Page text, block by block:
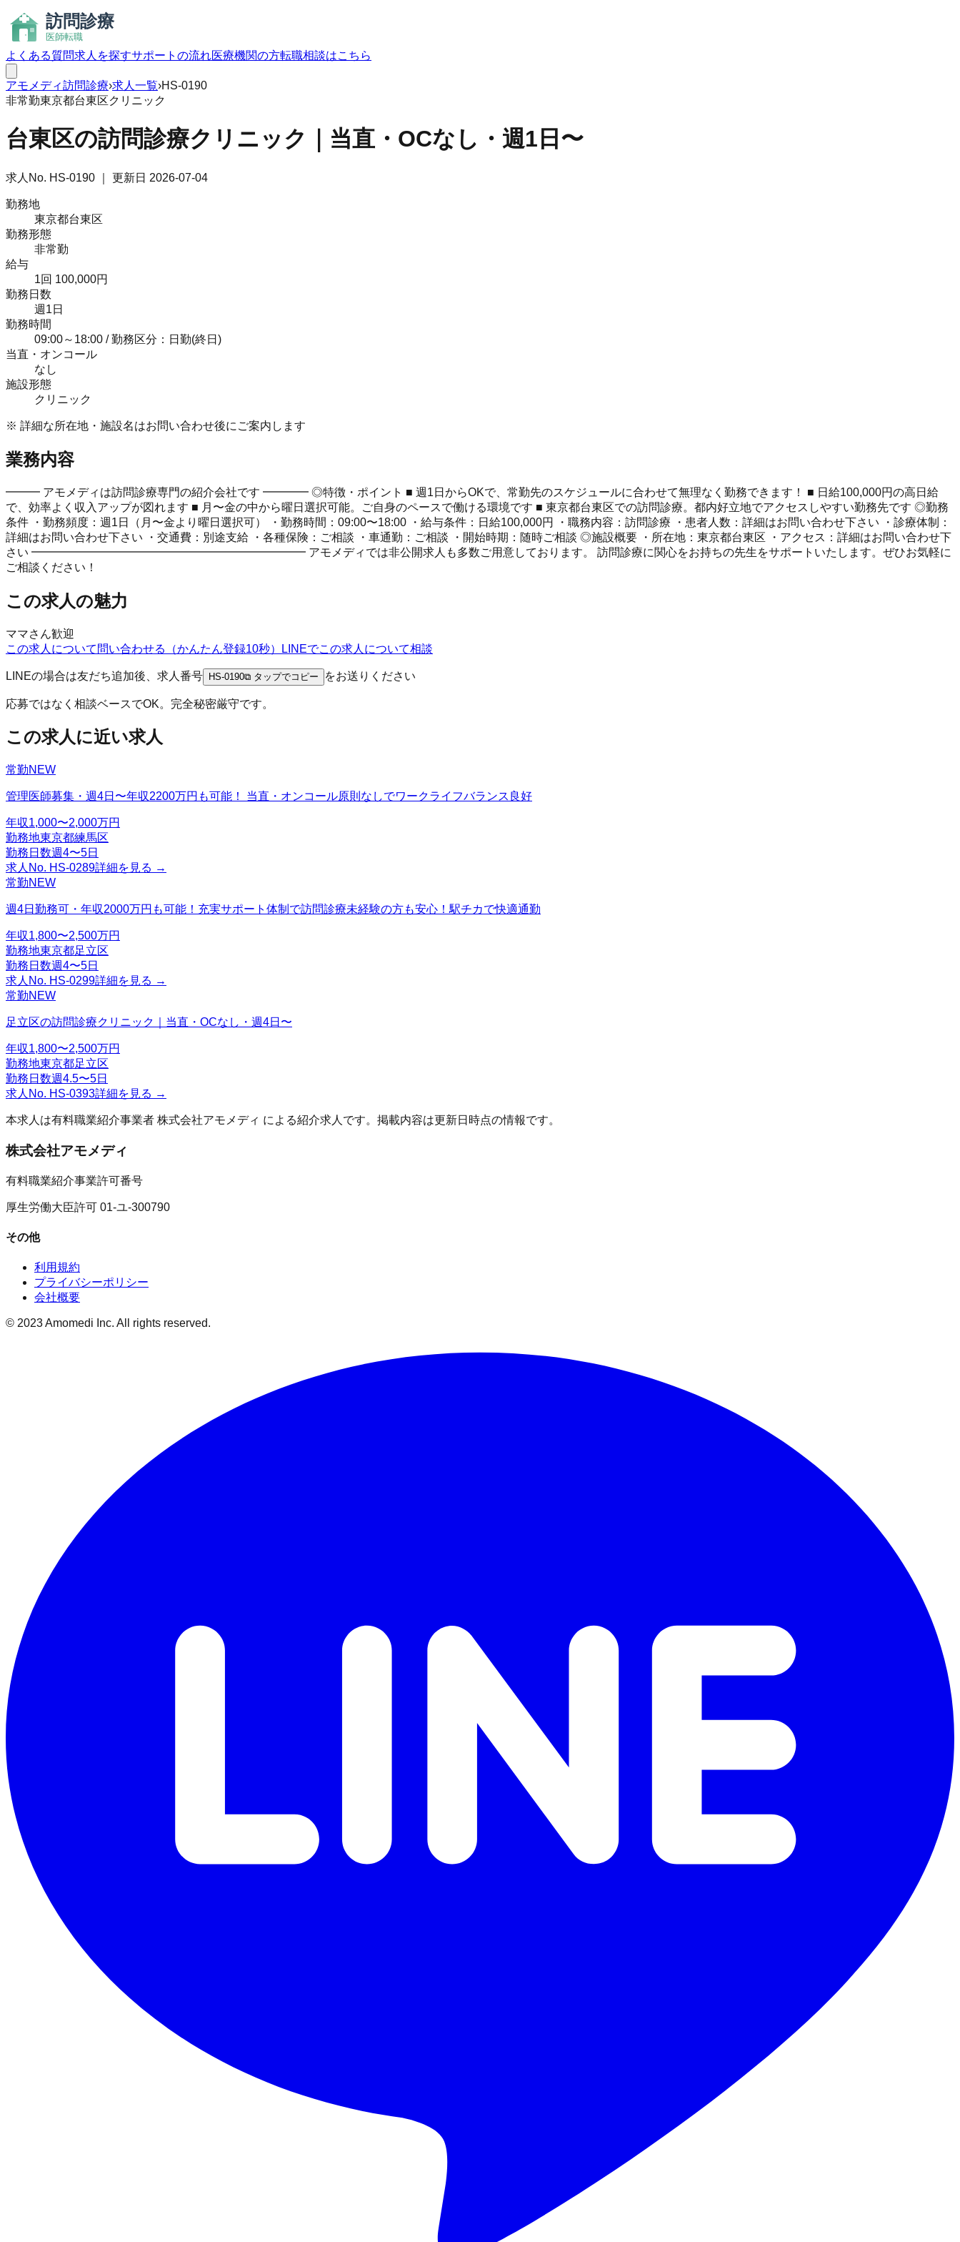
よくある質問求人を探すサポートの流れ医療機関の方転職相談はこちら
アモメディ訪問診療›求人一覧›HS-0190
非常勤東京都台東区クリニック
台東区の訪問診療クリニック｜当直・OCなし・週1日〜
求人No. HS-0190 ｜ 更新日 2026-07-04
勤務地
東京都台東区
勤務形態
非常勤
給与
1回 100,000円
勤務日数
週1日
勤務時間
09:00～18:00 / 勤務区分：日勤(終日)
当直・オンコール
なし
施設形態
クリニック
※ 詳細な所在地・施設名はお問い合わせ後にご案内します
業務内容
━━━ アモメディは訪問診療専門の紹介会社です ━━━━ ◎特徴・ポイント ■ 週1日からOKで、常勤先のスケジュールに合わせて無理なく勤務できます！ ■ 日給100,000円の高日給
で、効率よく収入アップが図れます ■ 月〜金の中から曜日選択可能。ご自身のペースで働ける環境です ■ 東京都台東区での訪問診療。都内好立地でアクセスしやすい勤務先です ◎勤務
条件 ・勤務頻度：週1日（月〜金より曜日選択可） ・勤務時間：09:00〜18:00 ・給与条件：日給100,000円 ・職務内容：訪問診療 ・患者人数：詳細はお問い合わせ下さい ・診療体制：
詳細はお問い合わせ下さい ・交通費：別途支給 ・各種保険：ご相談 ・車通勤：ご相談 ・開始時期：随時ご相談 ◎施設概要 ・所在地：東京都台東区 ・アクセス：詳細はお問い合わせ下
さい ━━━━━━━━━━━━━━━━━━━━━━━━ アモメディでは非公開求人も多数ご用意しております。 訪問診療に関心をお持ちの先生をサポートいたします。ぜひお気軽に
ご相談ください！
この求人の魅力
ママさん歓迎
この求人について問い合わせる（かんたん登録10秒）
LINEでこの求人について相談
LINEの場合は友だち追加後、求人番号 HS-0190⧉ タップでコピー をお送りください
応募ではなく相談ベースでOK。完全秘密厳守です。
この求人に近い求人
常勤NEW
管理医師募集・週4日〜年収2200万円も可能！ 当直・オンコール原則なしでワークライフバランス良好
年収1,000〜2,000万円
勤務地東京都練馬区
勤務日数週4〜5日
求人No. HS-0289詳細を見る →
常勤NEW
週4日勤務可・年収2000万円も可能！充実サポート体制で訪問診療未経験の方も安心！駅チカで快適通勤
年収1,800〜2,500万円
勤務地東京都足立区
勤務日数週4〜5日
求人No. HS-0299詳細を見る →
常勤NEW
足立区の訪問診療クリニック｜当直・OCなし・週4日〜
年収1,800〜2,500万円
勤務地東京都足立区
勤務日数週4.5〜5日
求人No. HS-0393詳細を見る →
本求人は有料職業紹介事業者 株式会社アモメディ による紹介求人です。掲載内容は更新日時点の情報です。
株式会社アモメディ
有料職業紹介事業許可番号
厚生労働大臣許可 01-ユ-300790
その他
利用規約
プライバシーポリシー
会社概要
© 2023 Amomedi Inc. All rights reserved.